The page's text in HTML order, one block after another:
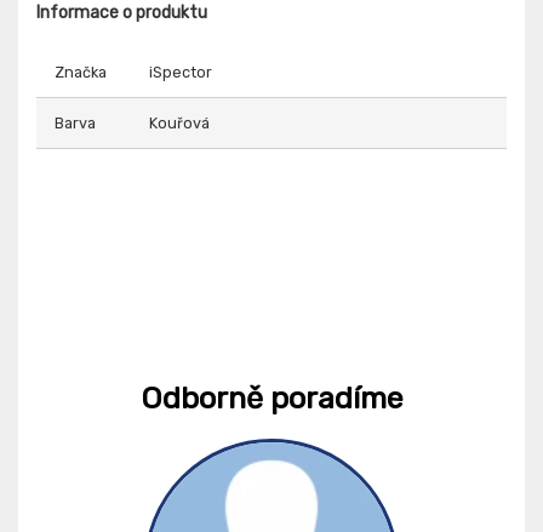
Informace o produktu
Značka iSpector
Barva Kouřová
Odborně poradíme